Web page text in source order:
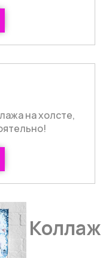
на холсте,
Коллаж